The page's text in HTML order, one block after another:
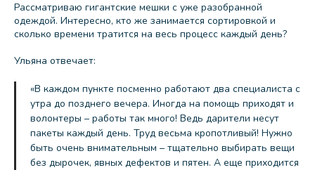
Рассматриваю гигантские мешки с уже разобранной
одеждой. Интересно, кто же занимается сортировкой и
сколько времени тратится на весь процесс каждый день?
Ульяна отвечает:
«В каждом пункте посменно работают два специалиста с
утра до позднего вечера. Иногда на помощь приходят и
волонтеры – работы так много! Ведь дарители несут
пакеты каждый день. Труд весьма кропотливый! Нужно
быть очень внимательным – тщательно выбирать вещи
без дырочек, явных дефектов и пятен. А еще приходится